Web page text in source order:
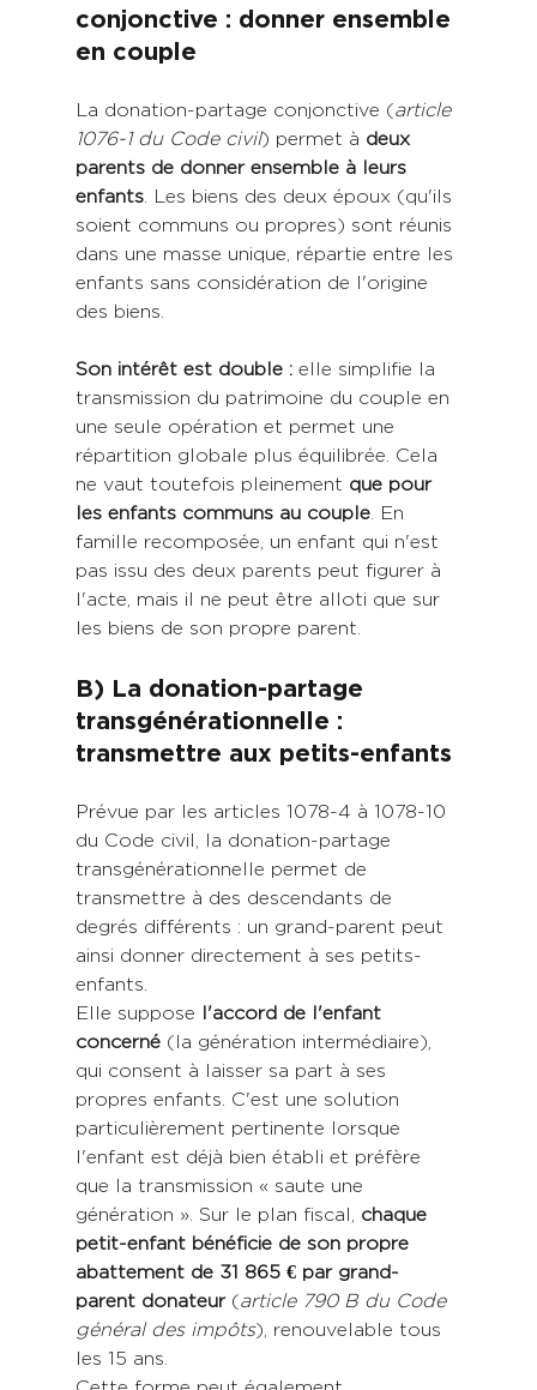
conjonctive : donner ensemble
en couple
La donation-partage conjonctive (article
1076-1 du Code civil) permet à deux
parents de donner ensemble à leurs
enfants. Les biens des deux époux (qu'ils
soient communs ou propres) sont réunis
dans une masse unique, répartie entre les
enfants sans considération de l'origine
des biens.
Son intérêt est double : elle simplifie la
transmission du patrimoine du couple en
une seule opération et permet une
répartition globale plus équilibrée. Cela
ne vaut toutefois pleinement que pour
les enfants communs au couple. En
famille recomposée, un enfant qui n'est
pas issu des deux parents peut figurer à
l'acte, mais il ne peut être alloti que sur
les biens de son propre parent.
B) La donation-partage
transgénérationnelle :
transmettre aux petits-enfants
Prévue par les articles 1078-4 à 1078-10
du Code civil, la donation-partage
transgénérationnelle permet de
transmettre à des descendants de
degrés différents : un grand-parent peut
ainsi donner directement à ses petits-
enfants.
Elle suppose l'accord de l'enfant
concerné (la génération intermédiaire),
qui consent à laisser sa part à ses
propres enfants. C'est une solution
particulièrement pertinente lorsque
l'enfant est déjà bien établi et préfère
que la transmission « saute une
génération ». Sur le plan fiscal, chaque
petit-enfant bénéficie de son propre
abattement de 31 865 € par grand-
parent donateur (article 790 B du Code
général des impôts), renouvelable tous
les 15 ans.